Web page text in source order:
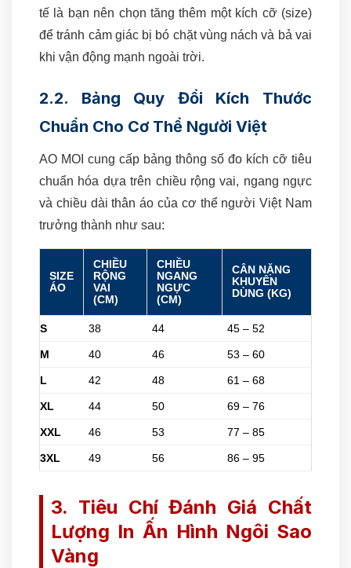
tế là bạn nên chọn tăng thêm một kích cỡ (size)
để tránh cảm giác bị bó chặt vùng nách và bả vai
khi vận động mạnh ngoài trời.
2.2. Bảng Quy Đổi Kích Thước
Chuẩn Cho Cơ Thể Người Việt
AO MOI cung cấp bảng thông số đo kích cỡ tiêu
chuẩn hóa dựa trên chiều rộng vai, ngang ngực
và chiều dài thân áo của cơ thể người Việt Nam
trưởng thành như sau:
SIZE
ÁO
CHIỀU
RỘNG
VAI
(CM)
CHIỀU
NGANG
NGỰC
(CM)
CÂN NẶNG
KHUYÊN
DÙNG (KG)
S 38 44 45 – 52
M 40 46 53 – 60
L 42 48 61 – 68
XL 44 50 69 – 76
XXL 46 53 77 – 85
3XL 49 56 86 – 95
3. Tiêu Chí Đánh Giá Chất
Lượng In Ấn Hình Ngôi Sao
Vàng